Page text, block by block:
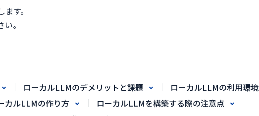
す。
。
ローカルLLMのデメリットと課題
ローカルLLMの利用環境
カルLLMの作り方
ローカルLLMを構築する際の注意点